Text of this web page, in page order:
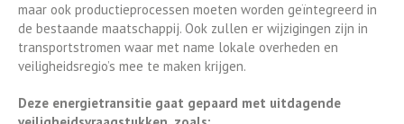
maar ook productieprocessen moeten worden geïntegreerd in
de bestaande maatschappij. Ook zullen er wijzigingen zijn in
transportstromen waar met name lokale overheden en
veiligheidsregio’s mee te maken krijgen.
Deze energietransitie gaat gepaard met uitdagende